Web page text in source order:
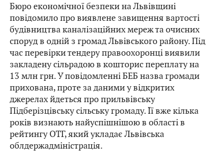
Бюро економічної безпеки на Львівщині
повідомило про виявлене завищення вартості
будівництва каналізаційних мереж та очисних
споруд в одній з громад Львівського району. Під
час перевірки тендеру правоохоронці виявили
закладену сільрадою в кошторис переплату на
13 млн грн. У повідомленні БЕБ назва громади
прихована, проте за даними у відкритих
джерелах йдеться про прильвівську
Підберізцівську сільську громаду. Її вже кілька
років визнають найуспішнішою в області в
рейтингу ОТГ, який укладає Львівська
облдержадміністрація.